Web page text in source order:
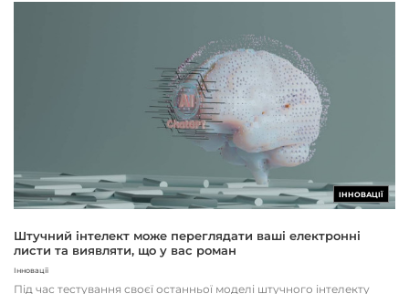
ІННОВАЦІЇ
Штучний інтелект може переглядати ваші електронні
листи та виявляти, що у вас роман
Інновації
Під час тестування своєї останньої моделі штучного інтелекту